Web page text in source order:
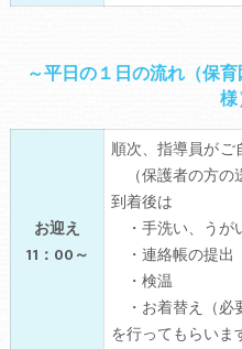
～平日の１日の流れ（保
様
お迎え
11：00～
順次、 指導員がご
（保護者の方の
到着後は
・手洗い、うが
・連絡帳の提出
・検温
・お着替え（必
を行ってもらいま